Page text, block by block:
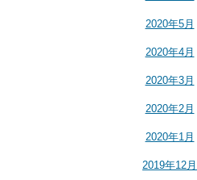
2020年5月
2020年4月
2020年3月
2020年2月
2020年1月
2019年12月